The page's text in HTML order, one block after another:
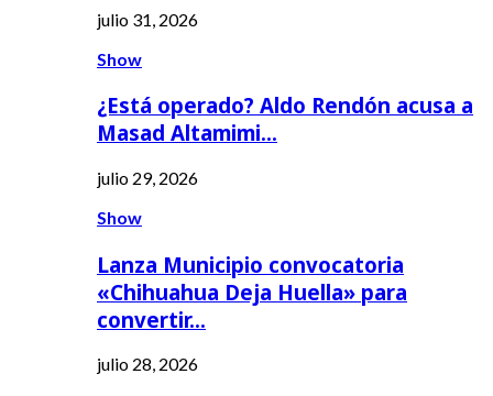
julio 31, 2026
Show
¿Está operado? Aldo Rendón acusa a
Masad Altamimi…
julio 29, 2026
Show
Lanza Municipio convocatoria
«Chihuahua Deja Huella» para
convertir…
julio 28, 2026